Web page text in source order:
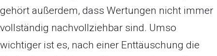
gehört außerdem, dass Wertungen nicht immer
vollständig nachvollziehbar sind. Umso
wichtiger ist es, nach einer Enttäuschung die